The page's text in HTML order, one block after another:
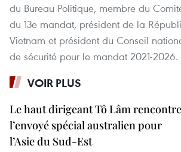
du Bureau Politique, membre du
du 13e mandat, président de la
Vietnam et président du Conseil
de sécurité pour le mandat 2021-2026.
VOIR PLUS
Le haut dirigeant Tô Lâm rencontre
l’envoyé spécial australien pour
l’Asie du Sud-Est